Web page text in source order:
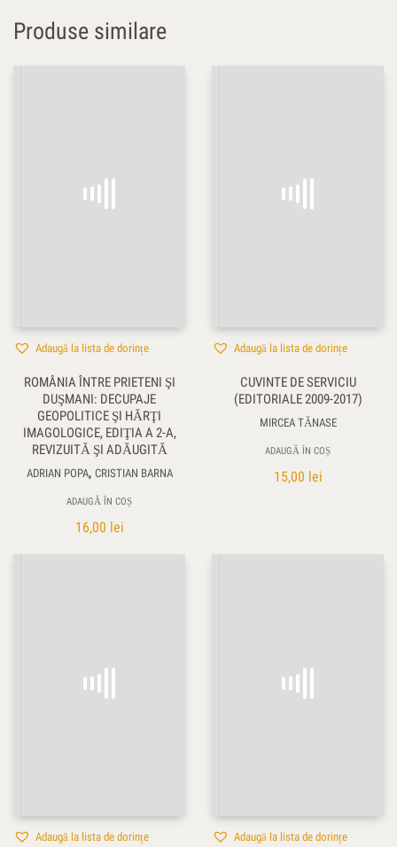
Produse similare
Adaugă la lista de dorințe
ROMÂNIA ÎNTRE PRIETENI ŞI
DUŞMANI: DECUPAJE
GEOPOLITICE ŞI HĂRŢI
IMAGOLOGICE, EDIŢIA A 2-A,
REVIZUITĂ ŞI ADĂUGITĂ
ADRIAN POPA, CRISTIAN BARNA
ADAUGĂ ÎN COȘ
16,00 lei
Adaugă la lista de dorințe
CUVINTE DE SERVICIU
(EDITORIALE 2009-2017)
MIRCEA TĂNASE
ADAUGĂ ÎN COȘ
15,00 lei
Adaugă la lista de dorințe Adaugă la lista de dorințe